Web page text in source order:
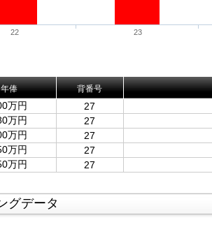
22 23
年俸 背番号
万円 27
万円 27
万円 27
万円 27
万円 27
グデータ